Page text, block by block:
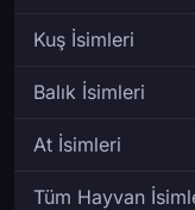
Kuş İsimleri
Balık İsimleri
At İsimleri
Tüm Hayvan